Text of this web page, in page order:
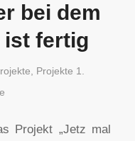
bei dem
ist fertig
Projekte 1.
Projekt „Jetz mal